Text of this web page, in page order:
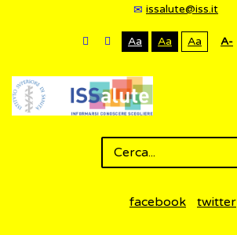
issalute@iss.it
Aa Aa Aa A-
facebook twitter